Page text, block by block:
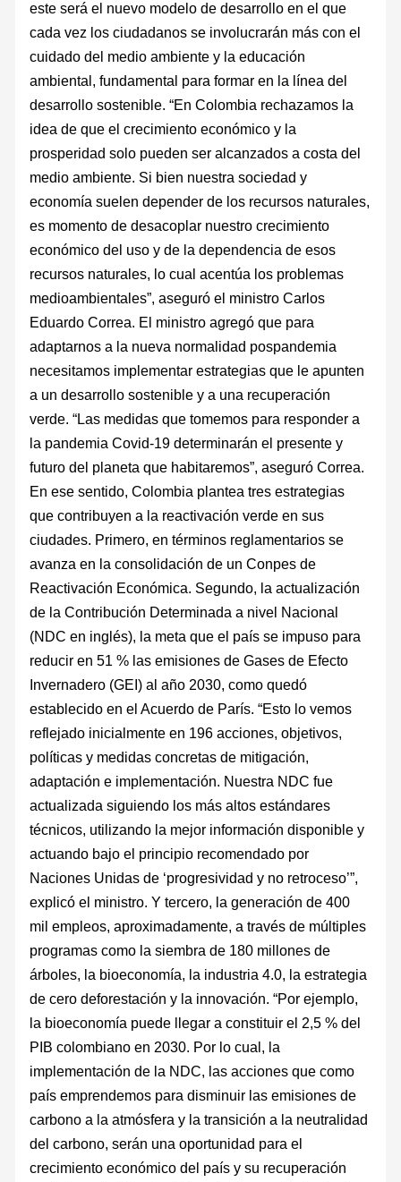
este será el nuevo modelo de desarrollo en el que
cada vez los ciudadanos se involucrarán más con el
cuidado del medio ambiente y la educación
ambiental, fundamental para formar en la línea del
desarrollo sostenible. “En Colombia rechazamos la
idea de que el crecimiento económico y la
prosperidad solo pueden ser alcanzados a costa del
medio ambiente. Si bien nuestra sociedad y
economía suelen depender de los recursos naturales,
es momento de desacoplar nuestro crecimiento
económico del uso y de la dependencia de esos
recursos naturales, lo cual acentúa los problemas
medioambientales”, aseguró el ministro Carlos
Eduardo Correa. El ministro agregó que para
adaptarnos a la nueva normalidad pospandemia
necesitamos implementar estrategias que le apunten
a un desarrollo sostenible y a una recuperación
verde. “Las medidas que tomemos para responder a
la pandemia Covid-19 determinarán el presente y
futuro del planeta que habitaremos”, aseguró Correa.
En ese sentido, Colombia plantea tres estrategias
que contribuyen a la reactivación verde en sus
ciudades. Primero, en términos reglamentarios se
avanza en la consolidación de un Conpes de
Reactivación Económica. Segundo, la actualización
de la Contribución Determinada a nivel Nacional
(NDC en inglés), la meta que el país se impuso para
reducir en 51 % las emisiones de Gases de Efecto
Invernadero (GEI) al año 2030, como quedó
establecido en el Acuerdo de París. “Esto lo vemos
reflejado inicialmente en 196 acciones, objetivos,
políticas y medidas concretas de mitigación,
adaptación e implementación. Nuestra NDC fue
actualizada siguiendo los más altos estándares
técnicos, utilizando la mejor información disponible y
actuando bajo el principio recomendado por
Naciones Unidas de ‘progresividad y no retroceso’”,
explicó el ministro. Y tercero, la generación de 400
mil empleos, aproximadamente, a través de múltiples
programas como la siembra de 180 millones de
árboles, la bioeconomía, la industria 4.0, la estrategia
de cero deforestación y la innovación. “Por ejemplo,
la bioeconomía puede llegar a constituir el 2,5 % del
PIB colombiano en 2030. Por lo cual, la
implementación de la NDC, las acciones que como
país emprendemos para disminuir las emisiones de
carbono a la atmósfera y la transición a la neutralidad
del carbono, serán una oportunidad para el
crecimiento económico del país y su recuperación